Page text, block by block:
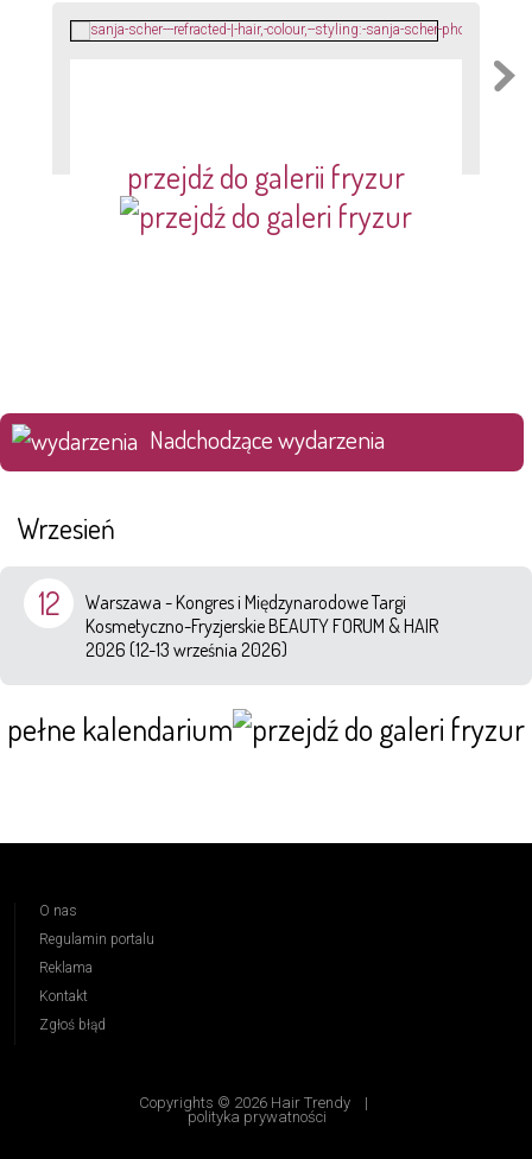
przejdź do galerii fryzur
Nadchodzące wydarzenia
Wrzesień
12
Warszawa - Kongres i Międzynarodowe Targi
Kosmetyczno-Fryzjerskie BEAUTY FORUM & HAIR
2026 (12-13 września 2026)
pełne kalendarium
O nas
Regulamin portalu
Reklama
Kontakt
Zgłoś błąd
Copyrights © 2026 Hair Trendy |
polityka prywatności